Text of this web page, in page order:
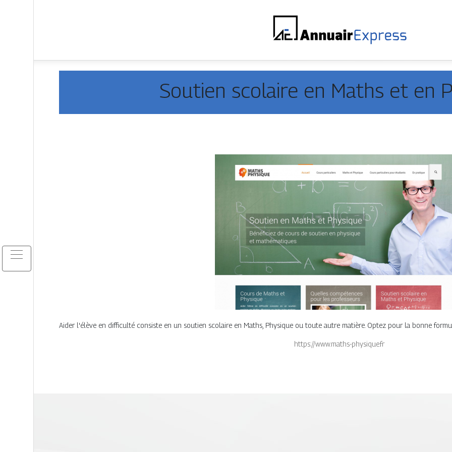
Soutien scolaire en Maths et en
Aider l'élève en difficulté consiste en un soutien scolaire en Maths, Physique ou toute autre matière. Optez pour la bonne
https://www.maths-physique.fr